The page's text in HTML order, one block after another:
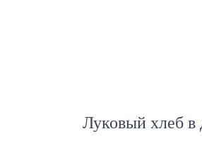
Луковый хлеб в